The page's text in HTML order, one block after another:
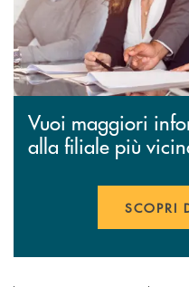
Vuoi maggiori
alla filiale più
SCOPRI